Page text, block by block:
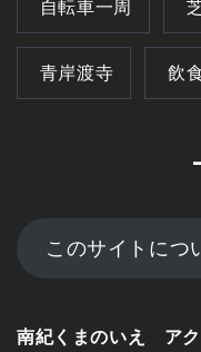
自転車一周
青岸渡寺 飲
このサイトにつ
南紀くまのいえ ア